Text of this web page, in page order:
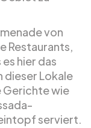
von
Restaurants,
hier das
dieser Lokale
Gerichte wie
serviert.